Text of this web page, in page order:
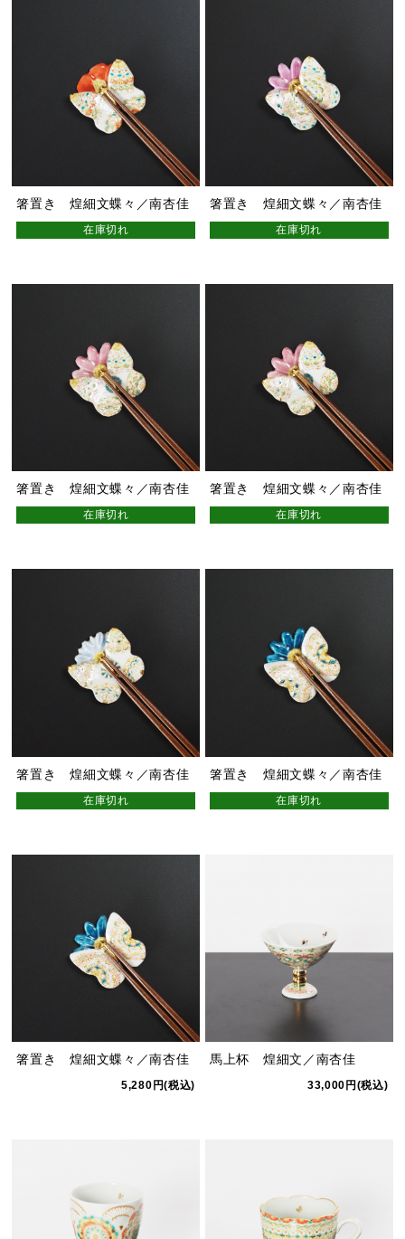
箸置き 煌細文蝶々／南杏佳
在庫切れ
箸置き 煌細文蝶々／南杏佳
在庫切れ
箸置き 煌細文蝶々／南杏佳
在庫切れ
箸置き 煌細文蝶々／南杏佳
在庫切れ
箸置き 煌細文蝶々／南杏佳
在庫切れ
箸置き 煌細文蝶々／南杏佳
在庫切れ
箸置き 煌細文蝶々／南杏佳
5,280円(税込)
馬上杯 煌細文／南杏佳
33,000円(税込)